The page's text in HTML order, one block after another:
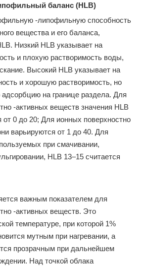
баланс (HLB)
-липофильную способность
вещества и его баланса,
Низкий HLB указывает на
и плохую растворимость воды,
Высокий HLB указывает на
и хорошую растворимость, но
на границе раздела. Для
-активных веществ значения HLB
0 до 20; Для ионных поверхностно
варьируются от 1 до 40. Для
при смачивании,
HLB 13–15 считается
важным показателем для
-активных веществ. Это
температуре, при которой 1%
мутным при нагревании, а
прозрачным при дальнейшем
Над точкой облака